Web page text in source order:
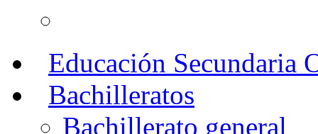
Educación Secundaria
Bachilleratos
Bachillerato general